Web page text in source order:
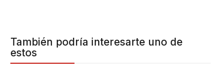
También podría interesarte uno de
estos